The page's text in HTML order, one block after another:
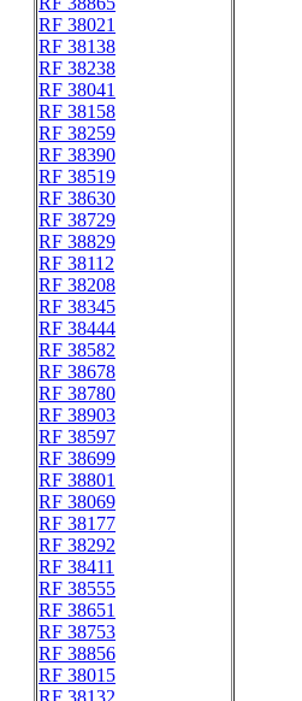
RF 38021
RF 38138
RF 38238
RF 38041
RF 38158
RF 38259
RF 38390
RF 38519
RF 38630
RF 38729
RF 38829
RF 38112
RF 38208
RF 38345
RF 38444
RF 38582
RF 38678
RF 38780
RF 38903
RF 38597
RF 38699
RF 38801
RF 38069
RF 38177
RF 38292
RF 38411
RF 38555
RF 38651
RF 38753
RF 38856
RF 38015
RF 38132